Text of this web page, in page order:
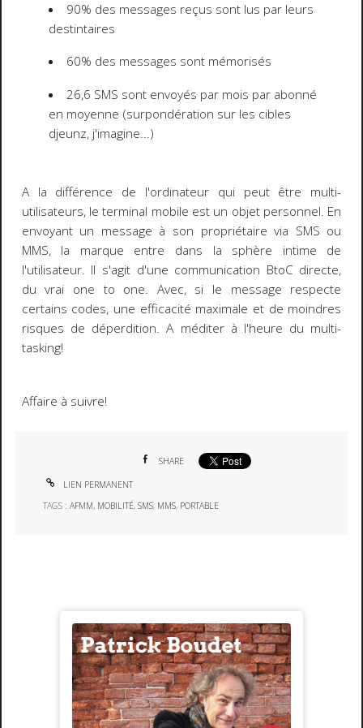
90% des messages reçus sont lus par leurs
destintaires
60% des messages sont mémorisés
26,6 SMS sont envoyés par mois par abonné
en moyenne (surpondération sur les cibles
djeunz, j'imagine...)
A la différence de l'ordinateur qui peut être multi-
utilisateurs, le terminal mobile est un objet personnel. En
envoyant un message à son propriétaire via SMS ou
MMS, la marque entre dans la sphère intime de
l'utilisateur. Il s'agit d'une communication BtoC directe,
du vrai one to one. Avec, si le message respecte
certains codes, une efficacité maximale et de moindres
risques de déperdition. A méditer à l'heure du multi-
tasking!
Affaire à suivre!
SHARE
LIEN PERMANENT
TAGS :AFMM, MOBILITÉ,SMS, MMS, PORTABLE